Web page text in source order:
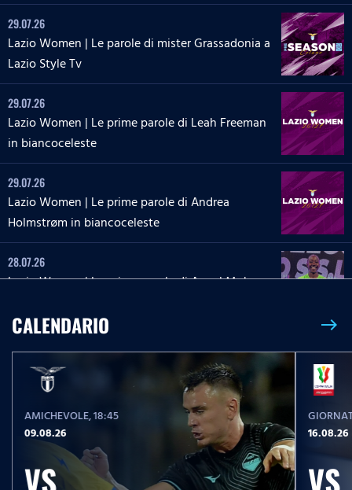
29.07.26
Lazio Women | Le parole di mister Grassadonia a
Lazio Style Tv
29.07.26
Lazio Women | Le prime parole di Leah Freeman
in biancoceleste
29.07.26
Lazio Women | Le prime parole di Andrea
Holmstrøm in biancoceleste
28.07.26
Lazio Women | Le prime parole di Angel Mukasa
Lazio Women | Le parole di Martina Zanoli a
Lazio Style Tv
27.07.26
Lazio Women | Le prime parole di Carlotta Masu
in biancoceleste
CALENDARIO east
AMICHEVOLE, 18:45
09.08.26
VS
16.08.26
VS